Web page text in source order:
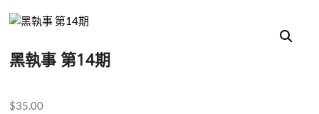
黑執事 第14期
$35.00